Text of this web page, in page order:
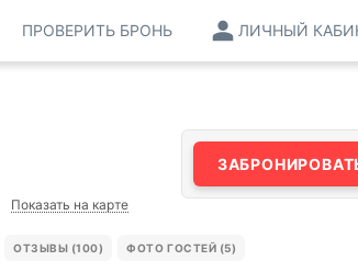
ЛИЧНЫЙ
ПРОВЕРИТЬ БРОНЬ
Показать на карте
ОТЗЫВЫ (100) ФОТО ГОСТЕЙ (5)